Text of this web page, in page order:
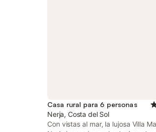
Casa rural para 6 personas
Nerja, Costa del Sol
Con vistas al mar, la lujosa Villa